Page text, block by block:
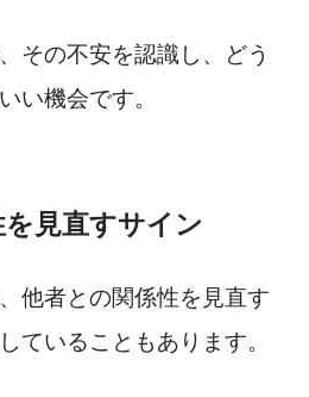
その不安を認識し、どう
い機会です。
見直すサイン
他者との関係性を見直す
ていることもあります。